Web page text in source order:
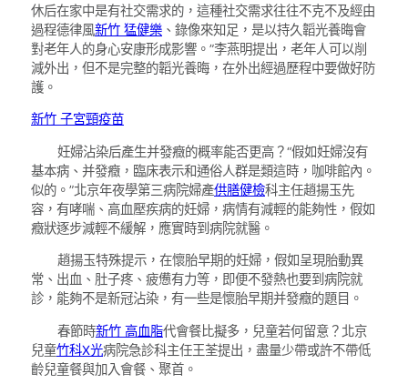
休后在家中是有社交需求的，這種社交需求往往不克不及經由
過程德律風新竹 猛健樂 、錄像來知足，是以持久韜光養晦會
對老年人的身心安康形成影響。”李燕明提出，老年人可以削
減外出，但不是完整的韜光養晦，在外出經過歷程中要做好防
護。
新竹 子宮頸疫苗
妊婦沾染后產生并發癥的概率能否更高？“假如妊婦沒有
基本病、并發癥，臨床表示和通俗人群是類這時，咖啡館內。
似的。”北京年夜學第三病院婦產供膳健檢科主任趙揚玉先
容，有哮喘、高血壓疾病的妊婦，病情有減輕的能夠性，假如
癥狀逐步減輕不緩解，應實時到病院就醫。
趙揚玉特殊提示，在懷胎早期的妊婦，假如呈現胎動異
常、出血、肚子疼、疲憊有力等，即便不發熱也要到病院就
診，能夠不是新冠沾染，有一些是懷胎早期并發癥的題目。
春節時新竹 高血脂代會餐比擬多，兒童若何留意？北京
兒童竹科X光病院急診科主任王荃提出，盡量少帶或許不帶低
齡兒童餐與加入會餐、聚首。